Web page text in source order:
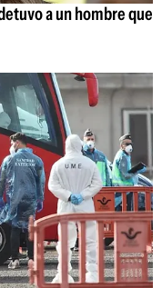
a un hombre que